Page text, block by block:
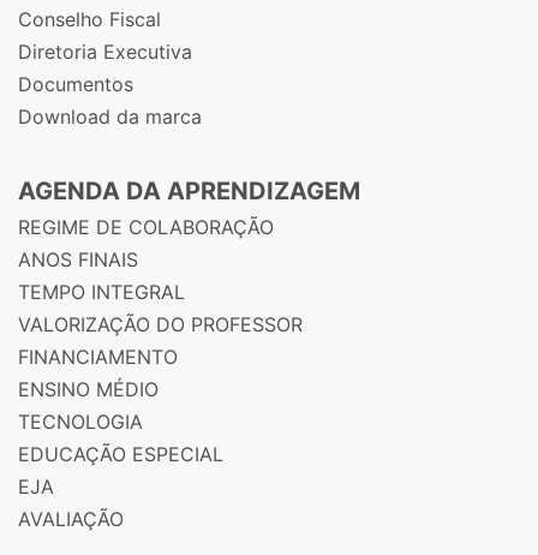
Conselho Fiscal
Diretoria Executiva
Documentos
Download da marca
AGENDA DA APRENDIZAGEM
REGIME DE COLABORAÇÃO
ANOS FINAIS
TEMPO INTEGRAL
VALORIZAÇÃO DO PROFESSOR
FINANCIAMENTO
ENSINO MÉDIO
TECNOLOGIA
EDUCAÇÃO ESPECIAL
EJA
AVALIAÇÃO